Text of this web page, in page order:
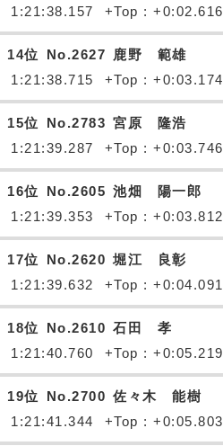
1:21:38.157
+Top : +0:02.616
14位 No.2627
鹿野 範雄
1:21:38.715
+Top : +0:03.174
15位 No.2783 宮原 隆浩
1:21:39.287
+Top : +0:03.746
16位 No.2605 池畑 陽一郎
1:21:39.353
+Top : +0:03.812
17位 No.2620 堀江 良彰
1:21:39.632
+Top : +0:04.091
18位 No.2610 石田 孝
1:21:40.760
+Top : +0:05.219
19位 No.2700 佐々木 能樹
1:21:41.344
+Top : +0:05.803